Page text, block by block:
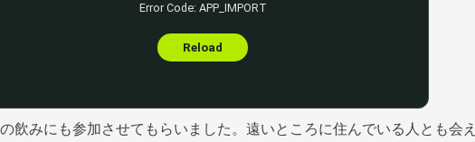
飲みにも参加させてもらいました。遠いところに住んでいる人とも会え